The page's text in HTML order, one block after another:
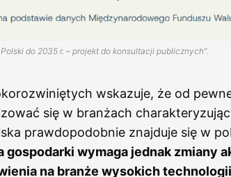
do 2035 r. – projekt do konsultacji publicznych”.
wskazuje, że od
się w branżach
prawdopodobnie znajduje się w
gospodarki wymaga jednak zmiany
na branże wysokich